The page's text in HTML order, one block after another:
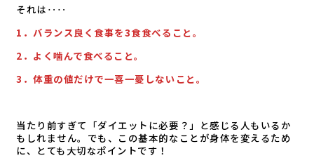
それは‥‥
1．バランス良く食事を3食食べること。
2．よく噛んで食べること。
3．体重の値だけで一喜一憂しないこと。
当たり前すぎて「ダイエットに必要？」と感じる人もいるか
もしれません。でも、この基本的なことが身体を変えるため
に、とても大切なポイントです！